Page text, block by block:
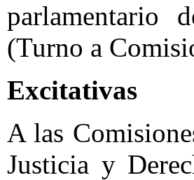
parlamentario
(Turno a
Excitativas
A las
Justicia y